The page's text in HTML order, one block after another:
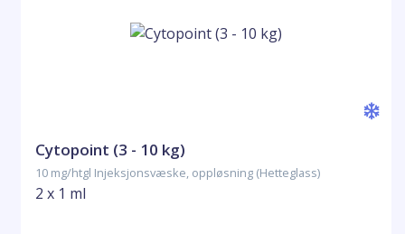
Cytopoint (3 - 10 kg)
10 mg/htgl Injeksjonsvæske, oppløsning (Hetteglass)
2 x 1 ml